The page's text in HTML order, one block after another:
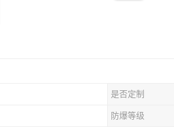
是否定制
防爆等级